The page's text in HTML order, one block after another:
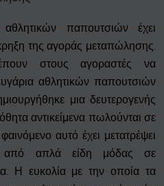
παπουτσιών έχει
της αγοράς μεταπώλησης.
στους αγοραστές να
αθλητικών παπουτσιών
μια δευτερογενής
αντικείμενα πωλούνται σε
αυτό έχει μετατρέψει
από απλά είδη μόδας σε
Η ευκολία με την οποία τα